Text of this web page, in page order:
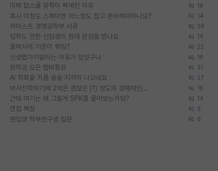
미박 탑스쿨 유학이 빡세진 이유 19
혹시 이정도 스펙이면 어느정도 잡고 준비해야하나요? 14
카이스트 경영공학부 서류 28
입학도 안한 신입생이 원래 관심을 받나요 14
물박사의 기준이 뭐임? 22
신생랩가지말라는 이유가 있었구나 16
장학금 모은 랩비통장 21
AI 학회들 거품 슬슬 지적이 나오네요 27
박사진학하기에 2억은 괜찮은 (?) 정도의 경제력인가요 16
근데 여기는 왜 그렇게 SPK를 물어보는거임? 14
면접 복장 5
편입생 학부연구생 질문 6